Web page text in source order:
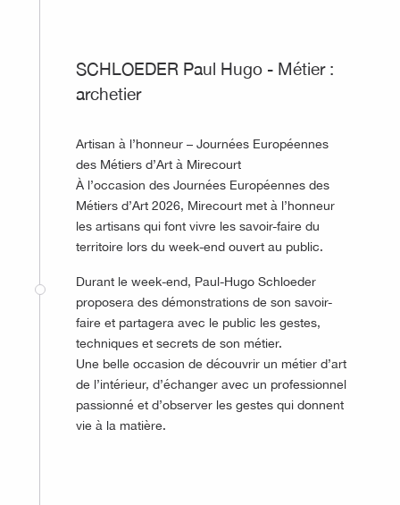
SCHLOEDER Paul Hugo - Métier :
archetier
Artisan à l’honneur – Journées Européennes
des Métiers d’Art à Mirecourt
À l’occasion des Journées Européennes des
Métiers d’Art 2026, Mirecourt met à l’honneur
les artisans qui font vivre les savoir-faire du
territoire lors du week-end ouvert au public.
Durant le week-end, Paul-Hugo Schloeder
proposera des démonstrations de son savoir-
faire et partagera avec le public les gestes,
techniques et secrets de son métier.
Une belle occasion de découvrir un métier d’art
de l’intérieur, d’échanger avec un professionnel
passionné et d’observer les gestes qui donnent
vie à la matière.